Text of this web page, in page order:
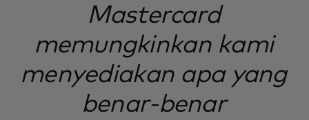
Mastercard
memungkinkan kami
menyediakan apa yang
benar-benar